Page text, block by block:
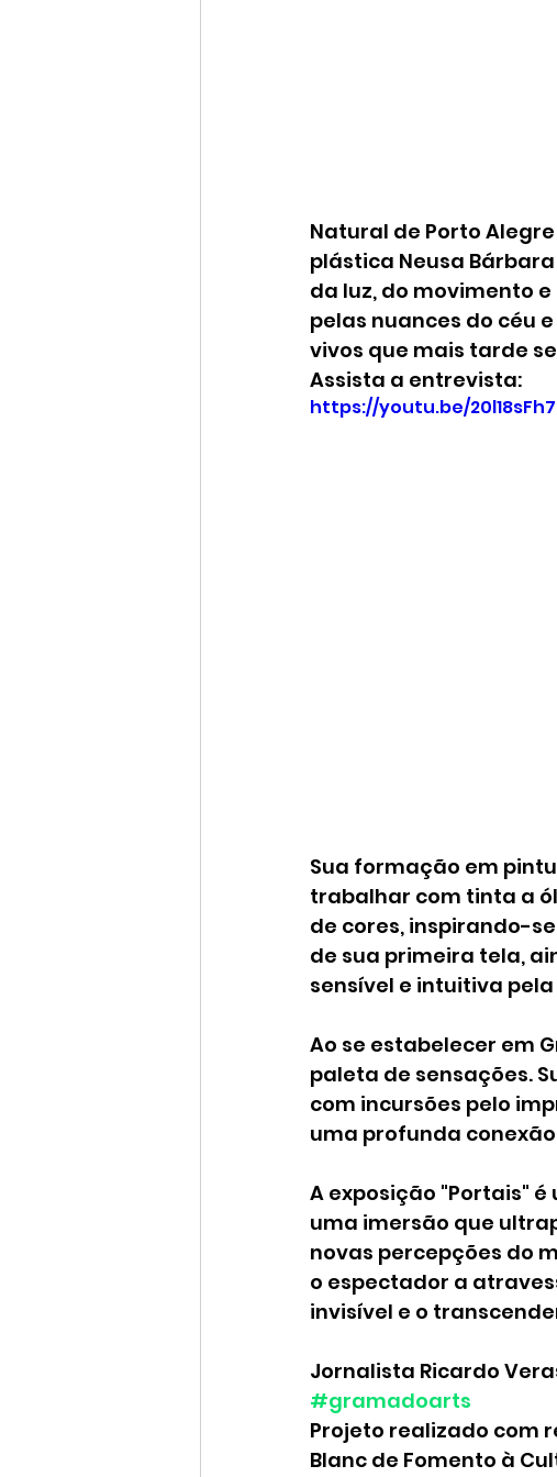
Natural de Porto
plástica Neusa
da luz, do movimento
pelas nuances do céu
vivos que mais tarde
Assista a entrevista:
https://youtu.be/
Sua formação em
trabalhar com tinta a
de cores, inspirando-
de sua primeira tela,
sensível e intuitiva
Ao se estabelecer em
paleta de sensações.
com incursões pelo
uma profunda
A exposição "Portais"
uma imersão que
novas percepções do
o espectador a
invisível e o
Jornalista Ricardo
#gramadoarts
Projeto realizado com
Blanc de Fomento à